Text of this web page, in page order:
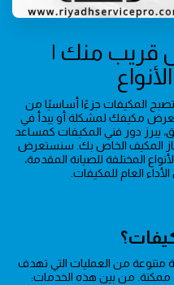
قريب منك |
تصبح المكيفات جزءًا أساسيًا من
يتعرض مكيفك لمشكلة أو يبدأ في
يبرز دور فني المكيفات كمساعد
المكيف الخاص بك. سنستعرض
المختلفة للصيانة المقدمة،
العام للمكيفات.
من العمليات التي تهدف
من بين هذه الخدمات: